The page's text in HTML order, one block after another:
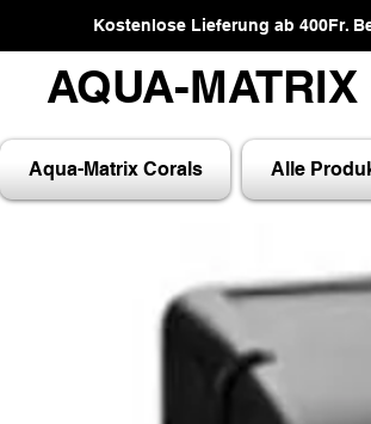
Kostenlose Lieferung ab 400Fr.
AQUA-
AQUA-
Aqua-Matrix Corals Alle